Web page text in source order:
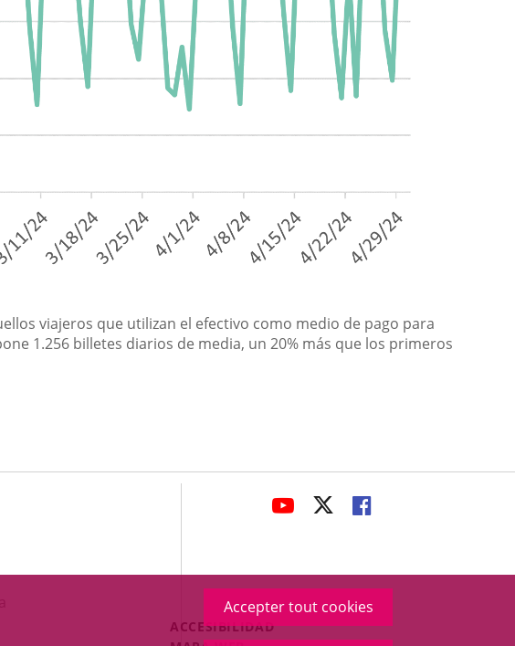
Accepter tout cookies
viajeros que utilizan el efectivo como medio de pago para
1.256 billetes diarios de media, un 20% más que los primeros
ENLACE
APLICACIÓN
EXTERNA.
ENLACE
APLICACIÓN
EXTERNA.
ENLACE
APLICACIÓN
EXTERNA.
Menú
ACCESIBILIDAD